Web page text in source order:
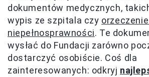
dokumentów medycznych,
wypis ze szpitala czy
niepełnosprawności. Te
wysłać do Fundacji zarówno
dostarczyć osobiście. Coś dla
zainteresowanych: odkryj